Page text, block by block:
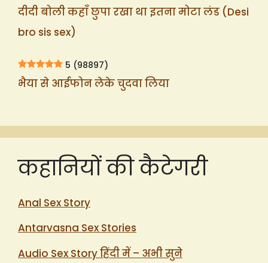
दीदी बोली कहाँ छुपा रखा था इतना मोटा लंड (Desi
bro sis sex)
5 (98897)
भैया से आईफोन लेके चुदवा लिया
कहानियों की कैटेगरी
Anal Sex Story
Antarvasna Sex Stories
Audio Sex Story हिंदी में – अभी सुने